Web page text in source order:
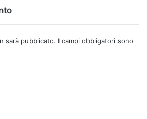
sarà pubblicato. I campi obbligatori sono